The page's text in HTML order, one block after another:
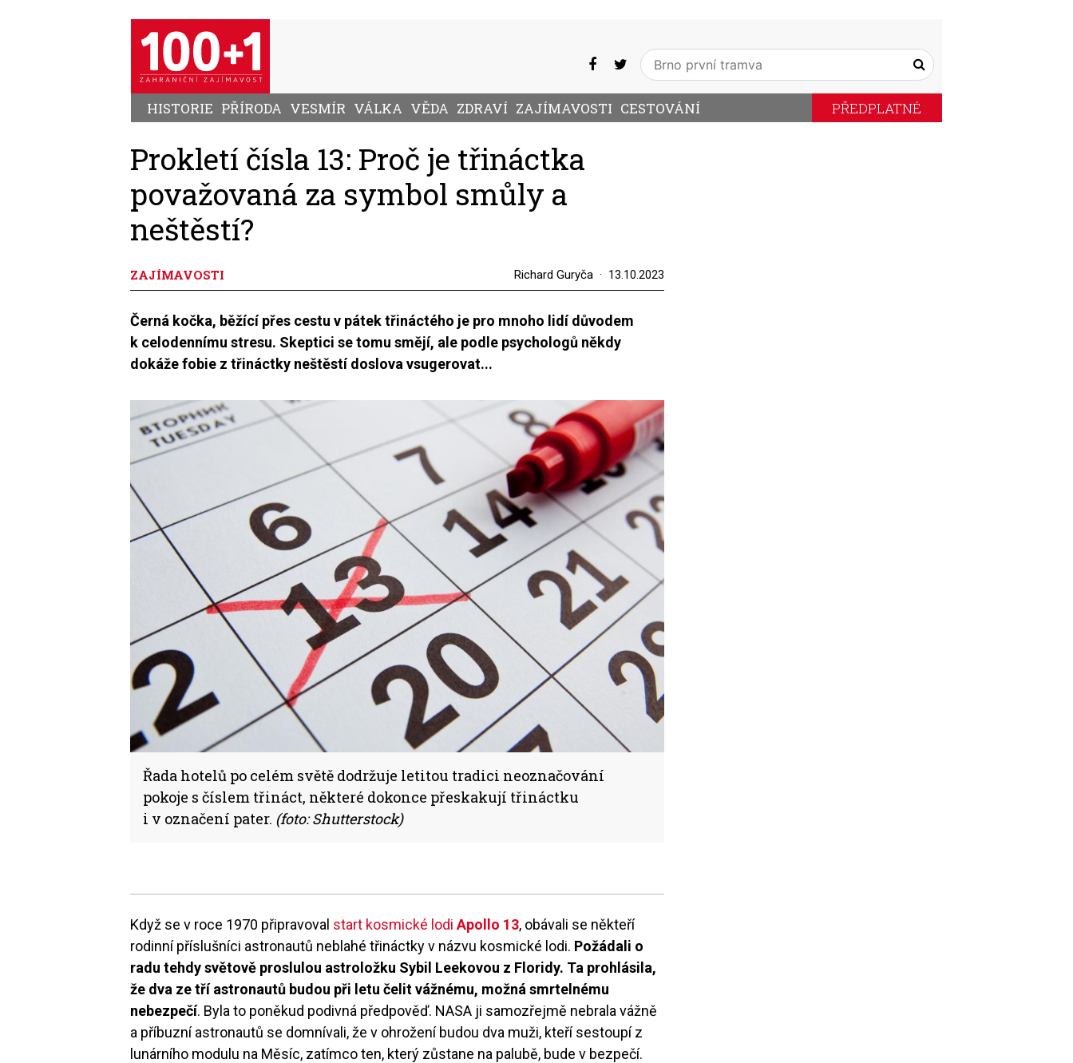
HISTORIE PŘÍRODA VESMÍR VÁLKA VĚDA ZDRAVÍ ZAJÍMAVOSTI CESTOVÁNÍ PŘEDPLATNÉ
Prokletí čísla 13: Proč je třináctka
považovaná za symbol smůly a
neštěstí?
ZAJÍMAVOSTI Richard Guryča 13.10.2023
Černá kočka, běžící přes cestu v pátek třináctého je pro mnoho lidí důvodem
k celodennímu stresu. Skeptici se tomu smějí, ale podle psychologů někdy
dokáže fobie z třináctky neštěstí doslova vsugerovat...
Řada hotelů po celém světě dodržuje letitou tradici neoznačování
pokoje s číslem třináct, některé dokonce přeskakují třináctku
i v označení pater. (foto: Shutterstock)
Když se v roce 1970 připravoval start kosmické lodi Apollo 13, obávali se někteří
rodinní příslušníci astronautů neblahé třináctky v názvu kosmické lodi. Požádali o
radu tehdy světově proslulou astroložku Sybil Leekovou z Floridy. Ta prohlásila,
že dva ze tří astronautů budou při letu čelit vážnému, možná smrtelnému
nebezpečí. Byla to poněkud podivná předpověď. NASA ji samozřejmě nebrala vážně
a příbuzní astronautů se domnívali, že v ohrožení budou dva muži, kteří sestoupí z
lunárního modulu na Měsíc, zatímco ten, který zůstane na palubě, bude v bezpečí.